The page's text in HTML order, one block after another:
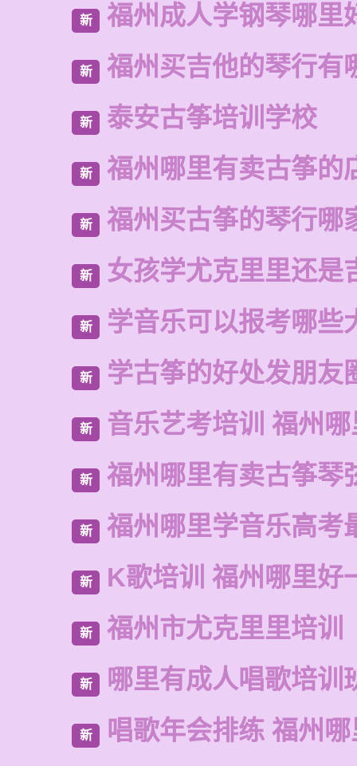
新 福州成人学钢琴哪里
新 福州买吉他的琴行有
新 泰安古筝培训学校
新 福州哪里有卖古筝的
新 福州买古筝的琴行哪
新 女孩学尤克里里还是
新 学音乐可以报考哪些
新 学古筝的好处发朋友
新 音乐艺考培训 福州
新 福州哪里有卖古筝琴
新 福州哪里学音乐高考
新 K歌培训 福州哪里好
新 福州市尤克里里培训
新 哪里有成人唱歌培训
新 唱歌年会排练 福州